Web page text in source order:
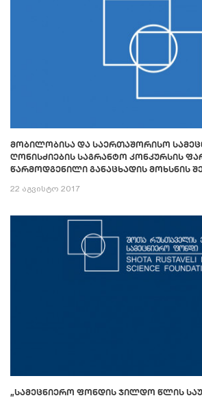
ᲛᲝᲑᲘᲚᲝᲑᲘᲡᲐ ᲓᲐ ᲡᲐᲔᲠᲗᲐᲨᲝᲠᲘᲡᲝ
ᲦᲝᲜᲘᲡᲫᲘᲔᲑᲘᲡ ᲡᲐᲒᲠᲐᲜᲢᲝ ᲙᲝᲜᲙᲣᲠᲡᲘᲡ
ᲬᲐᲠᲛᲝᲓᲒᲔᲜᲘᲚᲘ ᲒᲐᲜᲐᲪᲮᲐᲓᲘᲡ ᲛᲝᲮᲡᲜᲘᲡ
22 აგვისტო 2017
„ᲡᲐᲛᲔᲪᲜᲘᲔᲠᲝ ᲤᲝᲜᲓᲘᲡ ᲯᲘᲚᲓᲝ ᲬᲚᲘᲡ